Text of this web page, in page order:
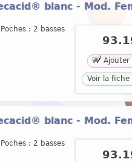
blanc - Mod.
: 2 basses
Ajouter
Voir la
blanc - Mod.
: 2 basses